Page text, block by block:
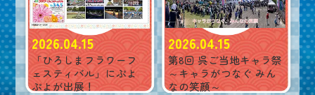
2026.04.15
「ひろしまフラワーフ
ェスティバル」にぷよ
ぷよが出展！
2026.04.15
第8回 呉ご当地キャラ祭
～キャラがつなぐ みん
なの笑顔～